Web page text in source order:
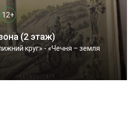
12+
(2 этаж)
круг» - «Чечня – земля